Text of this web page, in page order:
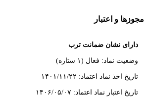
مجوزها و اعتبار
دارای نشان ضمانت ترب
وضعیت نماد: فعال (۱ ستاره)
تاریخ اخذ نماد اعتماد: ۱۴۰۱/۱۱/۲۲
تاریخ اعتبار نماد اعتماد: ۱۴۰۶/۰۵/۰۷